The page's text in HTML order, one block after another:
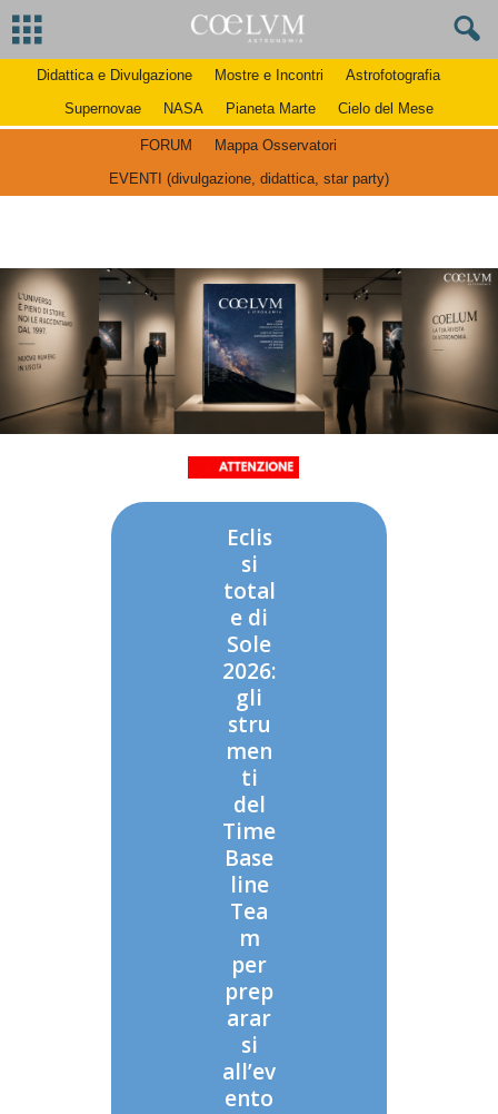
Didattica e Divulgazione Mostre e Incontri
Astrofotografia
Supernovae
NASA Pianeta Marte Cielo del Mese
FORUM
Mappa Osservatori
EVENTI (divulgazione, didattica, star party)
Eclis
si
total
e di
Sole
2026:
gli
stru
men
ti
del
Time
Base
line
Tea
m
per
prep
arar
si
all’ev
ento